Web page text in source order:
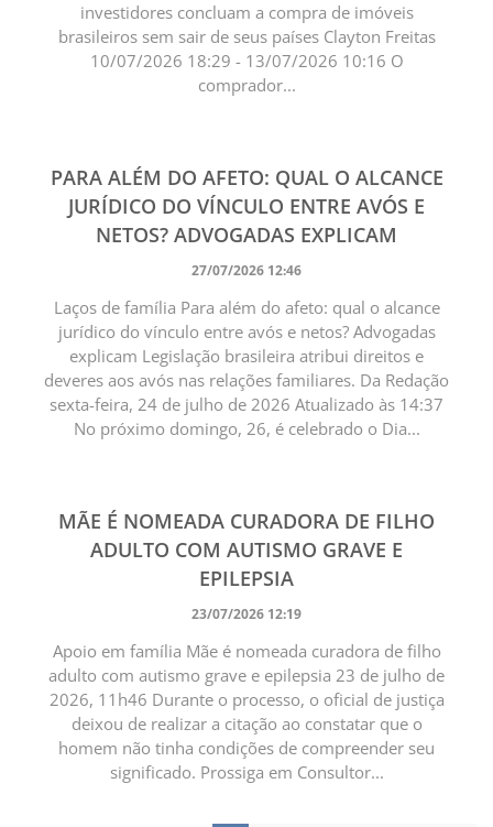
investidores concluam a compra de imóveis
brasileiros sem sair de seus países Clayton Freitas
10/07/2026 18:29 - 13/07/2026 10:16 O
comprador...
PARA ALÉM DO AFETO: QUAL O ALCANCE
JURÍDICO DO VÍNCULO ENTRE AVÓS E
NETOS? ADVOGADAS EXPLICAM
27/07/2026 12:46
Laços de família Para além do afeto: qual o alcance
jurídico do vínculo entre avós e netos? Advogadas
explicam Legislação brasileira atribui direitos e
deveres aos avós nas relações familiares. Da Redação
sexta-feira, 24 de julho de 2026 Atualizado às 14:37
No próximo domingo, 26, é celebrado o Dia...
MÃE É NOMEADA CURADORA DE FILHO
ADULTO COM AUTISMO GRAVE E
EPILEPSIA
23/07/2026 12:19
Apoio em família Mãe é nomeada curadora de filho
adulto com autismo grave e epilepsia 23 de julho de
2026, 11h46 Durante o processo, o oficial de justiça
deixou de realizar a citação ao constatar que o
homem não tinha condições de compreender seu
significado. Prossiga em Consultor...